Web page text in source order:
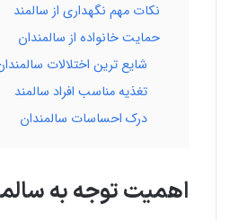
نکات مهم نگهداری از سالمند
حمایت خانواده از سالمندان
شایع ترین اختلالات
تغذیه مناسب افراد سالمند
درک احساسات سالمندان
اهمیت توجه به